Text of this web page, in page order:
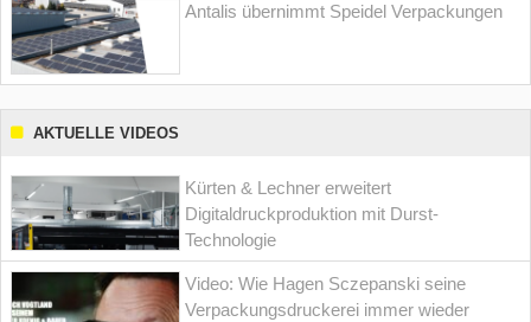
Antalis übernimmt Speidel Verpackungen
AKTUELLE VIDEOS
Kürten & Lechner erweitert
Digitaldruckproduktion mit Durst-
Technologie
Video: Wie Hagen Sczepanski seine
Verpackungsdruckerei immer wieder